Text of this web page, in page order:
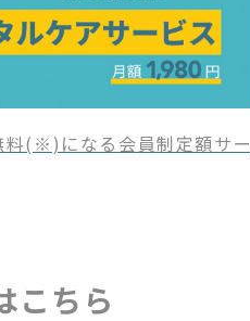
料(※)になる会員制定額サー
こちら